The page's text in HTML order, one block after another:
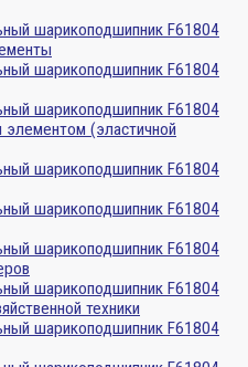
элементом (эластичной
техники